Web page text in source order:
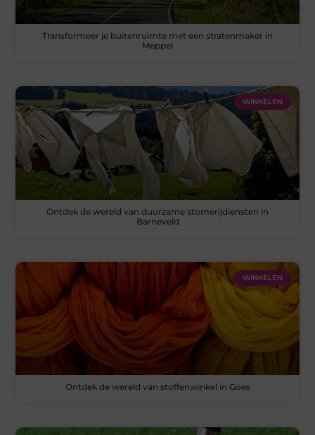
Transformeer je buitenruimte met een stratenmaker in
Meppel
WINKELEN
Ontdek de wereld van duurzame stomerijdiensten in
Barneveld
WINKELEN
Ontdek de wereld van stoffenwinkel in Goes